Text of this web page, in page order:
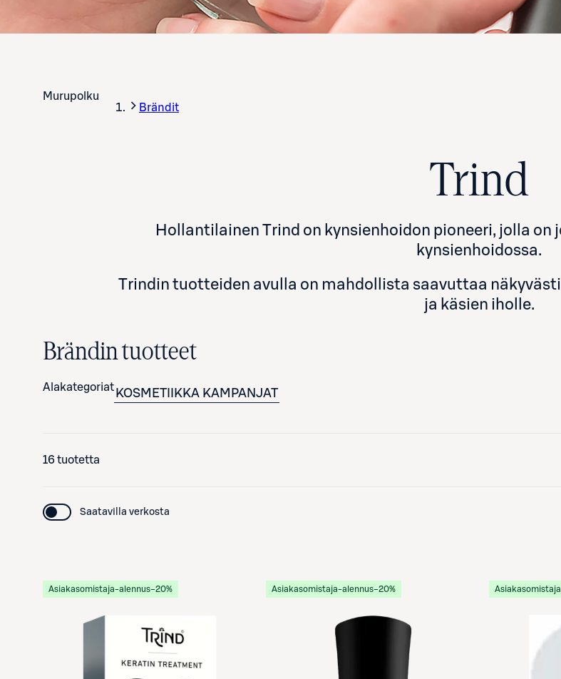
Murupolku
Brändit
Trind
Hollantilainen Trind on kynsienhoidon pioneeri, jolla on
kynsienhoidossa.
Trindin tuotteiden avulla on mahdollista saavuttaa
ja käsien iholle.
Brändin tuotteet
Alakategoriat KOSMETIIKKA KAMPANJAT
16 tuotetta
Saatavilla verkosta
Asiakasomistaja-alennus−20% Asiakasomistaja-alennus−20%